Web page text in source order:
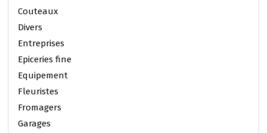
Couteaux
Divers
Entreprises
Epiceries fine
Equipement
Fleuristes
Fromagers
Garages